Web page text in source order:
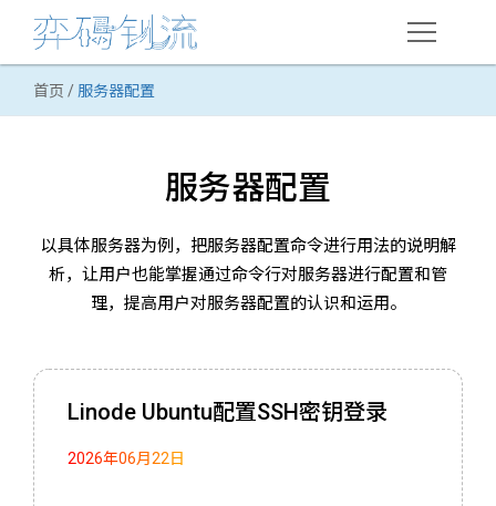
在线课程
用户体验优化
案例分析
HTML语言
首页 / 服务器配置
服务器配置
以具体服务器为例，把服务器配置命令进行用法的说明解
析，让用户也能掌握通过命令行对服务器进行配置和管
理，提高用户对服务器配置的认识和运用。
Linode Ubuntu配置SSH密钥登录
2026年06月22日